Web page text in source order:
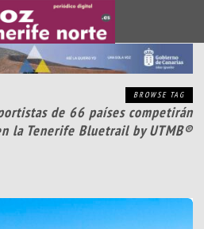
BROWSE TAG
de 66 países competirán
la Tenerife Bluetrail by UTMB®